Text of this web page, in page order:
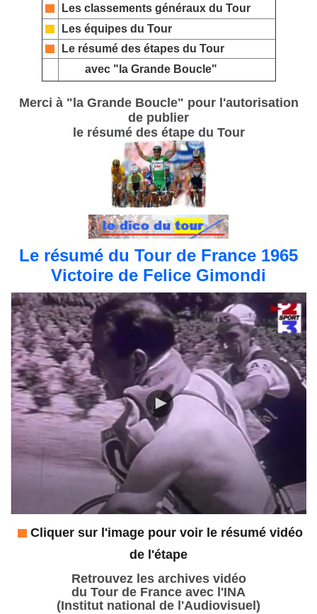
Les classements généraux du Tour
Les équipes du Tour
Le résumé des étapes du Tour
avec "la Grande Boucle"
Merci à "la Grande Boucle" pour l'autorisation
de publier
le résumé des étape du Tour
Le résumé du Tour de France 1965
Victoire de Felice Gimondi
Cliquer sur l'image pour voir le résumé vidéo
de l'étape
Retrouvez les archives vidéo
du Tour de France avec l'INA
(Institut national de l'Audiovisuel)